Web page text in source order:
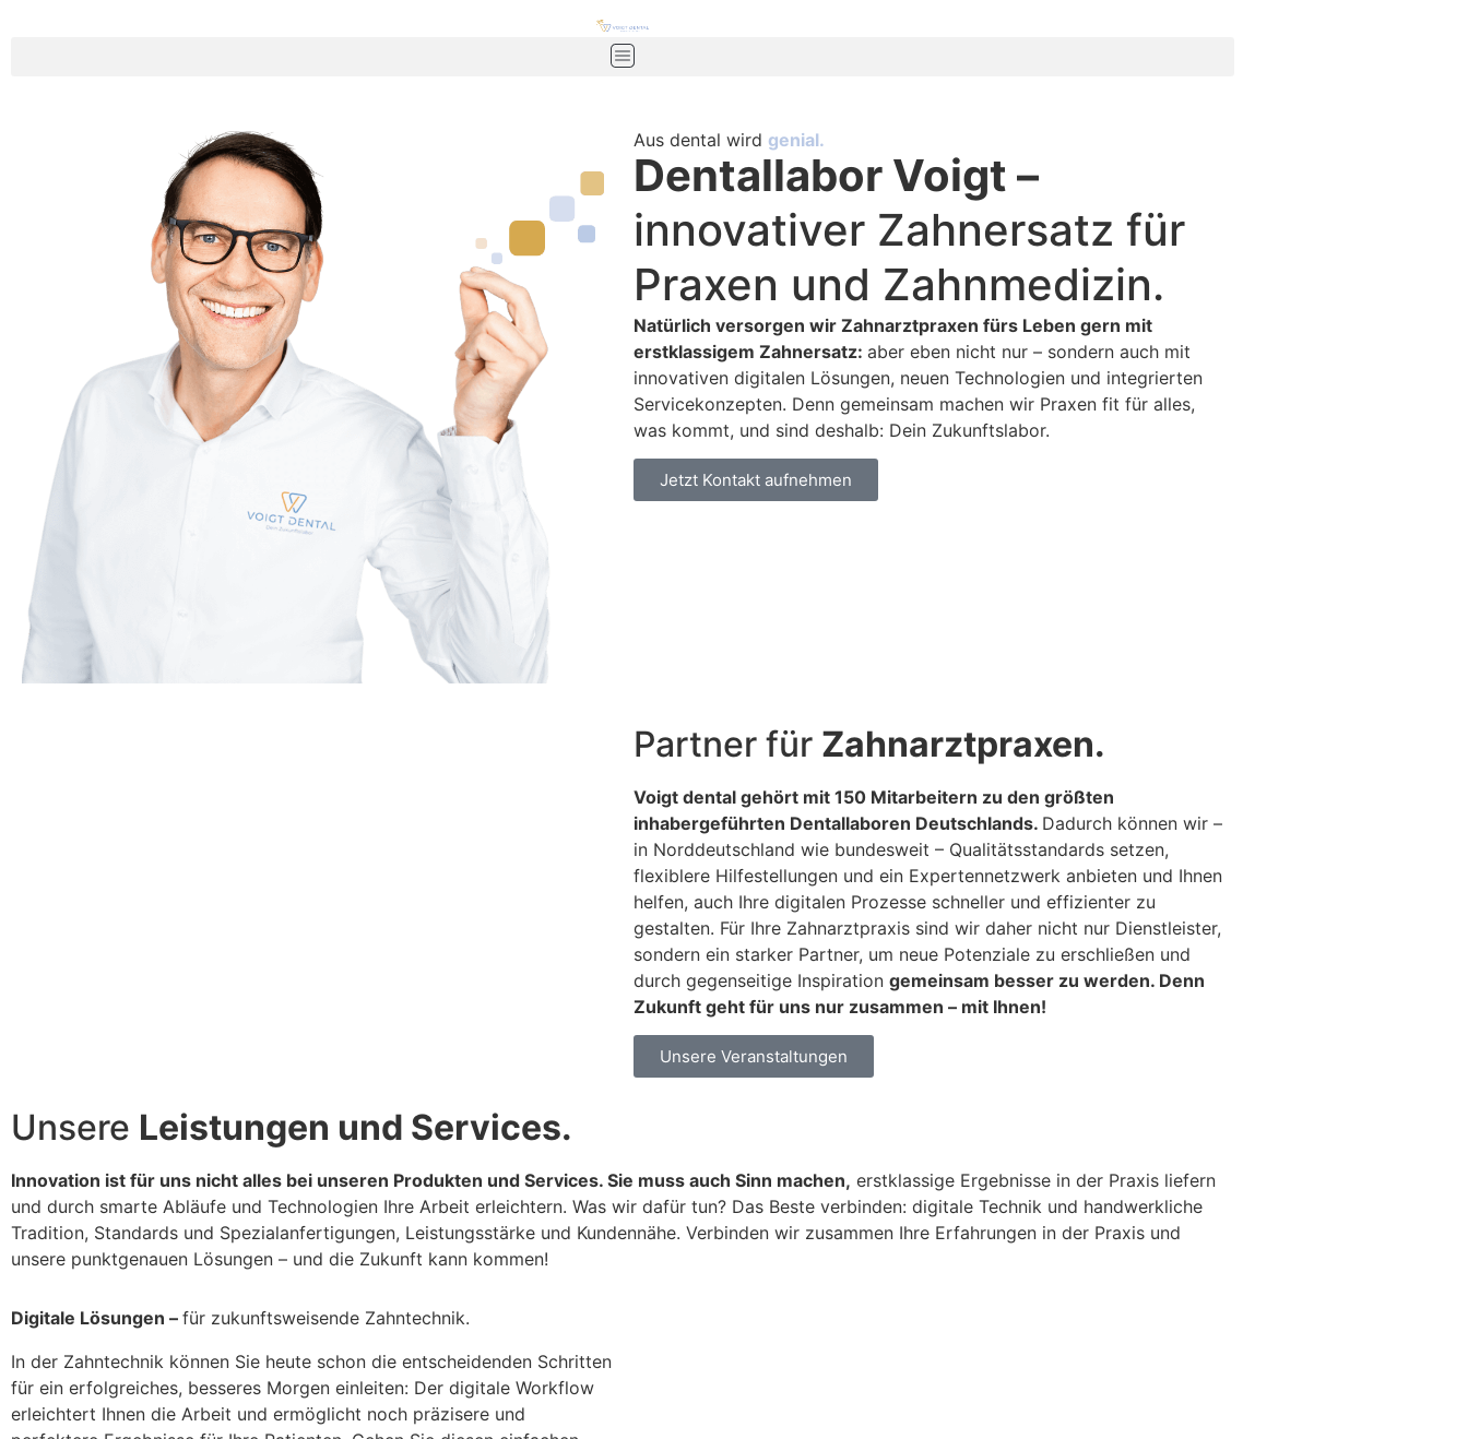
Aus dental wird genial.
Dentallabor Voigt –
innovativer Zahnersatz für
Praxen und Zahn­medizin.
Natürlich versorgen wir Zahnarztpraxen fürs Leben gern mit
erstklassigem Zahnersatz: aber eben nicht nur – sondern auch mit
innovativen digitalen Lösungen, neuen Technologien und integrierten
Servicekonzepten. Denn gemeinsam machen wir Praxen fit für alles,
was kommt, und sind deshalb: Dein Zukunftslabor.
Jetzt Kontakt aufnehmen
Partner für Zahnarzt­praxen.
Voigt dental gehört mit 150 Mitarbeitern zu den größten
inhabergeführten Dentallaboren Deutschlands. Dadurch können wir –
in Norddeutschland wie bundesweit – Qualitätsstandards setzen,
flexiblere Hilfestellungen und ein Expertennetzwerk anbieten und Ihnen
helfen, auch Ihre digitalen Prozesse schneller und effizienter zu
gestalten. Für Ihre Zahnarztpraxis sind wir daher nicht nur Dienstleister,
sondern ein starker Partner, um neue Potenziale zu erschließen und
durch gegenseitige Inspiration gemeinsam besser zu werden. Denn
Zukunft geht für uns nur zusammen – mit Ihnen!
Unsere Veranstaltungen
Unsere Leistungen und Services.
Innovation ist für uns nicht alles bei unseren Produkten und Services. Sie muss auch Sinn machen, erstklassige Ergebnisse in der Praxis liefern
und durch smarte Abläufe und Technologien Ihre Arbeit erleichtern. Was wir dafür tun? Das Beste verbinden: digitale Technik und handwerkliche
Tradition, Standards und Spezialanfertigungen, Leistungsstärke und Kundennähe. Verbinden wir zusammen Ihre Erfahrungen in der Praxis und
unsere punktgenauen Lösungen – und die Zukunft kann kommen!
Digitale Lösungen – für zukunfts­weisende Zahntechnik.
In der Zahntechnik können Sie heute schon die entscheidenden Schritten
für ein erfolgreiches, besseres Morgen einleiten: Der digitale Workflow
erleichtert Ihnen die Arbeit und ermöglicht noch präzisere und